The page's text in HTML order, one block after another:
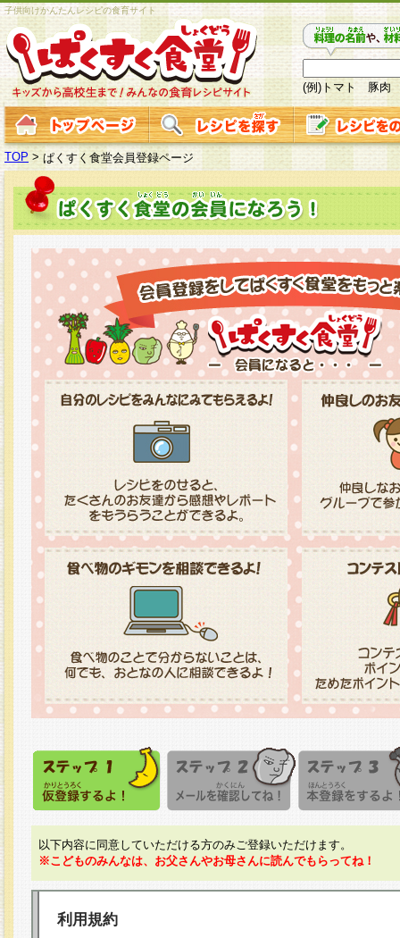
子供向けかんたんレシピの食育サイト
(例)トマト 豚肉
TOP > ぱくすく食堂会員登録ページ
以下内容に同意していただける方のみご登録いただけます。
※こどものみんなは、お父さんやお母さんに読んでもらってね！
利用規約